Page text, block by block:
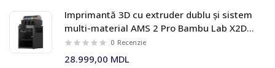
Imprimantă 3D cu extruder dublu și sistem
multi-material AMS 2 Pro Bambu Lab X2D
Combo
0 Recenzie
28.999,00 MDL